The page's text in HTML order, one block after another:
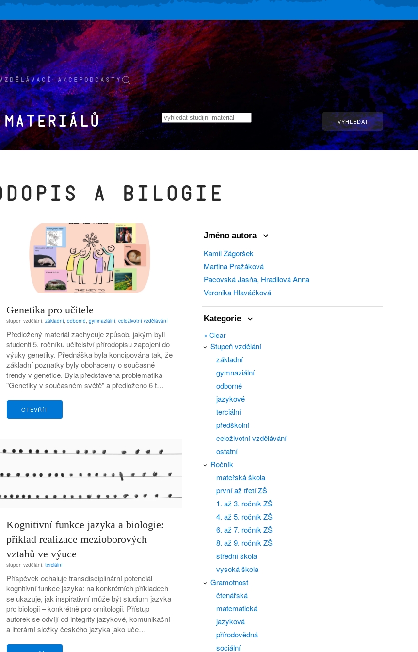
AKCEPODCASTY
VYHLEDAT
a bilogie
Genetika pro učitele
stupeň vzdělání:základní ,odborné ,gymnaziální ,celoživotní vzdělávání
Předložený materiál zachycuje způsob, jakým byli
studenti 5. ročníku učitelství přírodopisu zapojeni do
výuky genetiky. Přednáška byla koncipována tak, že
základní poznatky byly obohaceny o současné
trendy v genetice. Byla představena problematika
"Genetiky v současném světě" a předloženo 6 t…
OTEVŘÍT
Kognitivní funkce jazyka a biologie:
příklad realizace mezioborových
vztahů ve výuce
stupeň vzdělání: terciální
Příspěvek odhaluje transdisciplinární potenciál
kognitivní funkce jazyka: na konkrétních příkladech
se ukazuje, jak inspirativní může být studium jazyka
pro biologii ‒ konkrétně pro ornitologii. Přístup
autorek se odvíjí od integrity jazykové, komunikační
a literární složky českého jazyka jako uče…
Jméno autora
Kamil Zágoršek
Martina Pražáková
Pacovská Jasňa, Hradilová Anna
Veronika Hlaváčková
Kategorie
× Clear
Stupeň vzdělání
základní
gymnaziální
odborné
jazykové
terciální
předškolní
celoživotní vzdělávání
ostatní
Ročník
mateřská škola
první až třetí ZŠ
1. až 3. ročník ZŠ
4. až 5. ročník ZŠ
6. až 7. ročník ZŠ
8. až 9. ročník ZŠ
střední škola
vysoká škola
Gramotnost
čtenářská
matematická
jazyková
přírodovědná
sociální